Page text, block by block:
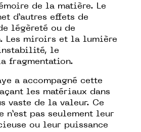
de la matière. Le
d’autres effets de
légèreté ou de
Les miroirs et la lumière
le
fragmentation.
a accompagné cette
les matériaux dans
vaste de la valeur. Ce
n’est pas seulement leur
ou leur puissance